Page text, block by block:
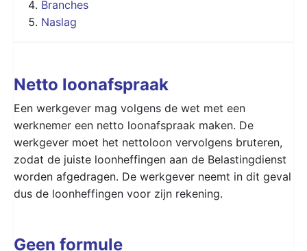
Branches
Naslag
Netto loonafspraak
Een werkgever mag volgens de wet met een
werknemer een netto loonafspraak maken. De
werkgever moet het nettoloon vervolgens bruteren,
zodat de juiste loonheffingen aan de Belastingdienst
worden afgedragen. De werkgever neemt in dit geval
dus de loonheffingen voor zijn rekening.
Geen formule